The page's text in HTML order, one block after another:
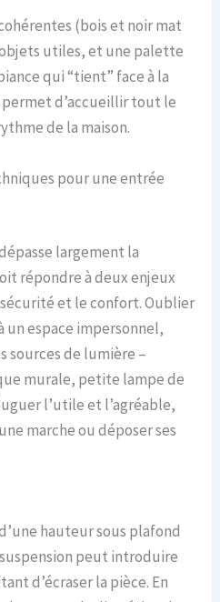
(bois et noir mat
utiles, et une palette
qui “tient” face à la
d’accueillir tout le
de la maison.
pour une entrée
largement la
répondre à deux enjeux
et le confort. Oublier
un espace impersonnel,
sources de lumière –
murale, petite lampe de
l’utile et l’agréable,
marche ou déposer ses
hauteur sous plafond
peut introduire
d’écraser la pièce. En